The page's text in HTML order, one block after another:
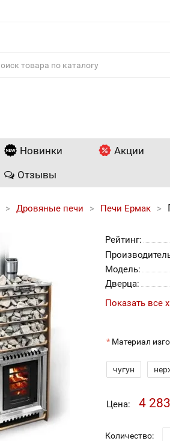
Новинки Акции
Отзывы
Дровяные печи Печи Ермак
Рейтинг:
Модель:
Дверца:
Показать все
Материал
чугун
Цена: 4
Количество: